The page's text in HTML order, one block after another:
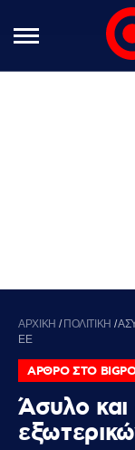
ΑΡΧΙΚΗ / ΠΟΛΙΤΙΚΗ /
ΕΕ
ΑΡΘΡΟ ΣΤΟ
Άσυλο